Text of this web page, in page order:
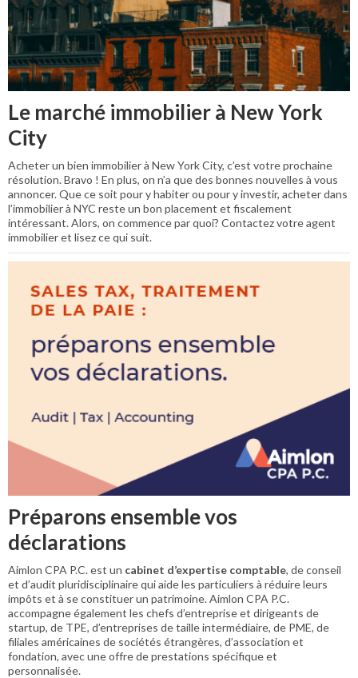
Le marché immobilier à New York
City
Acheter un bien immobilier à New York City, c’est votre prochaine
résolution. Bravo ! En plus, on n’a que des bonnes nouvelles à vous
annoncer. Que ce soit pour y habiter ou pour y investir, acheter dans
l’immobilier à NYC reste un bon placement et fiscalement
intéressant. Alors, on commence par quoi? Contactez votre agent
immobilier et lisez ce qui suit.
Préparons ensemble vos
déclarations
Aimlon CPA P.C. est un cabinet d’expertise comptable, de conseil
et d’audit pluridisciplinaire qui aide les particuliers à réduire leurs
impôts et à se constituer un patrimoine. Aimlon CPA P.C.
accompagne également les chefs d’entreprise et dirigeants de
startup, de TPE, d’entreprises de taille intermédiaire, de PME, de
filiales américaines de sociétés étrangères, d’association et
fondation, avec une offre de prestations spécifique et
personnalisée.